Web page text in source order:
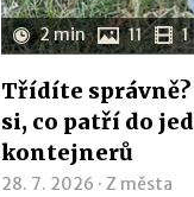
2 min 11 1
Třídíte
si, co patří do
kontejnerů
28. 7. 2026 ·Z města